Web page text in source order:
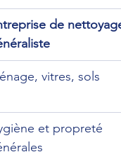
de
vitres, sols
et propreté